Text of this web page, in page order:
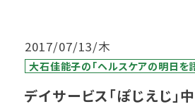
2017/07/13/木
大石佳能子の「ヘルスケアの明日を
デイサービス「ぽじえじ」